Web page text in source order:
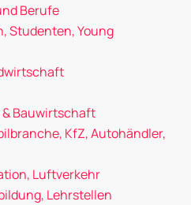
Berufe
Studenten, Young
Bauwirtschaft
KfZ, Autohändler,
Luftverkehr
Lehrstellen